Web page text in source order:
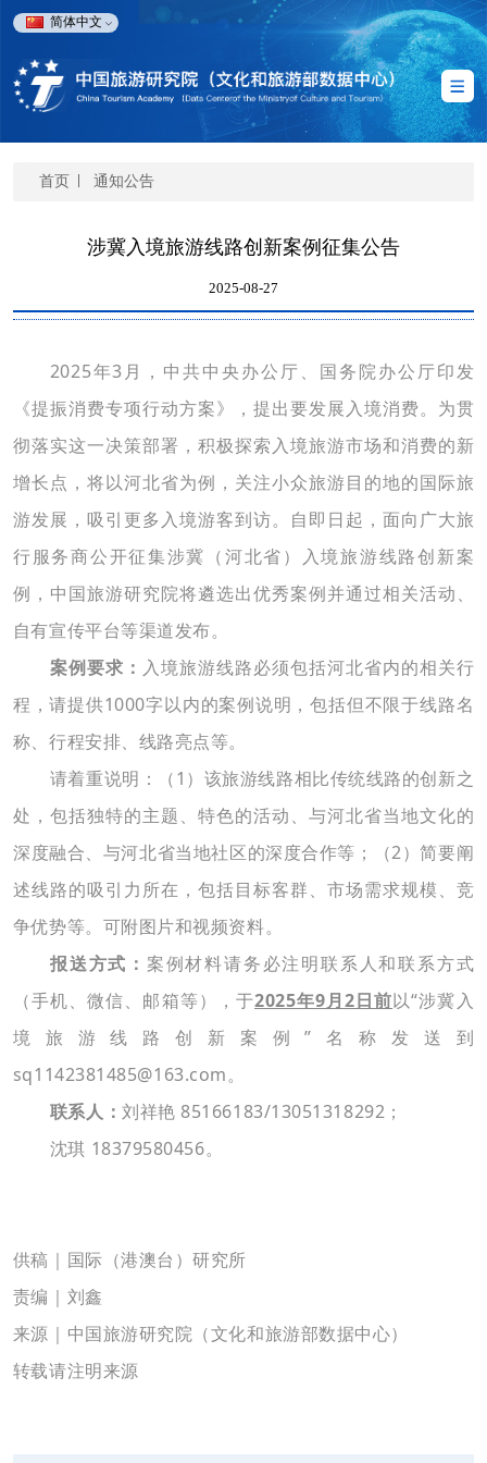
简体中文
首页 通知公告
涉冀入境旅游线路创新案例征集公告
2025-08-27
2025年3月，中共中央办公厅、国务院办公厅印发
《提振消费专项行动方案》，提出要发展入境消费。为贯
彻落实这一决策部署，积极探索入境旅游市场和消费的新
增长点，将以河北省为例，关注小众旅游目的地的国际旅
游发展，吸引更多入境游客到访。自即日起，面向广大旅
行服务商公开征集涉冀（河北省）入境旅游线路创新案
例，中国旅游研究院将遴选出优秀案例并通过相关活动、
自有宣传平台等渠道发布。
案例要求： 入境旅游线路必须包括河北省内的相关行
程，请提供1000字以内的案例说明，包括但不限于线路名
称、行程安排、线路亮点等。
请着重说明：（1）该旅游线路相比传统线路的创新之
处，包括独特的主题、特色的活动、与河北省当地文化的
深度融合、与河北省当地社区的深度合作等；（2）简要阐
述线路的吸引力所在，包括目标客群、市场需求规模、竞
争优势等。可附图片和视频资料。
报送方式： 案例材料请务必注明联系人和联系方式
（手机、微信、邮箱等），于2025年9月2日前以“涉冀入
境旅游线路创新案例”名称发送到
sq1142381485@163.com。
联系人：刘祥艳 85166183/13051318292；
沈琪 18379580456。
供稿｜ 国际（港澳台）研究所
责编｜刘鑫
来源｜中国旅游研究院（文化和旅游部数据中心）
转载请注明来源